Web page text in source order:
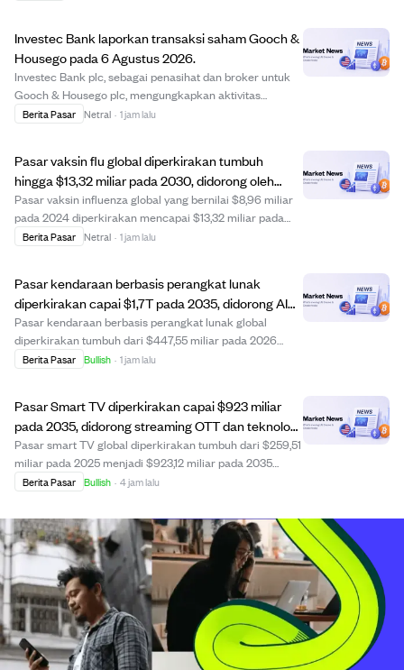
Investec Bank laporkan transaksi saham Gooch &
Housego pada 6 Agustus 2026.
Investec Bank plc, sebagai penasihat dan broker untuk
Gooch & Housego plc, mengungkapkan aktivitas
perdagangannya pada 6 Agustus 2026. Bank membeli
Berita Pasar Netral · 1 jam lalu
Pasar vaksin flu global diperkirakan tumbuh
hingga $13,32 miliar pada 2030, didorong oleh
populasi lansia dan inovasi vaksin
Pasar vaksin influenza global yang bernilai $8,96 miliar
pada 2024 diperkirakan mencapai $13,32 miliar pada
2030 dengan tingkat pertumbuhan tahunan 7%.
Berita Pasar Netral · 1 jam lalu
Pasar kendaraan berbasis perangkat lunak
diperkirakan capai $1,7T pada 2035, didorong AI
dan pembaruan OTA.
Pasar kendaraan berbasis perangkat lunak global
diperkirakan tumbuh dari $447,55 miliar pada 2026
menjadi $1,7 triliun pada 2035 dengan CAGR 16%.
Berita Pasar Bullish · 1 jam lalu
Pasar Smart TV diperkirakan capai $923 miliar
pada 2035, didorong streaming OTT dan teknologi
AI
Pasar smart TV global diperkirakan tumbuh dari $259,51
miliar pada 2025 menjadi $923,12 miliar pada 2035
dengan CAGR 13,53%. Pertumbuhan ini didorong oleh
akses internet 5G dan fiber yang meluas, se...
Berita Pasar Bullish · 4 jam lalu